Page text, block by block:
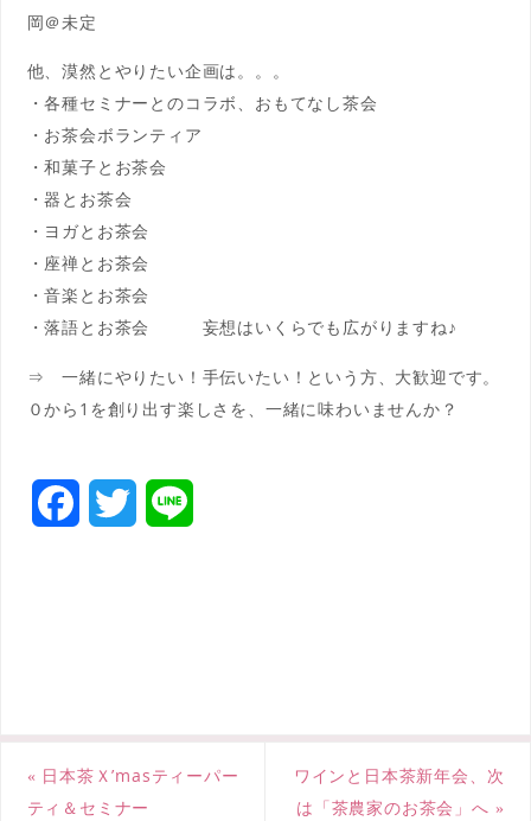
岡＠未定
他、漠然とやりたい企画は。。。
・各種セミナーとのコラボ、おもてなし茶会
・お茶会ボランティア
・和菓子とお茶会
・器とお茶会
・ヨガとお茶会
・座禅とお茶会
・音楽とお茶会
・落語とお茶会 妄想はいくらでも広がりますね♪
⇒ 一緒にやりたい！手伝いたい！という方、大歓迎です。
０から1を創り出す楽しさを、一緒に味わいませんか？
o
o
e
r
« 日本茶Ｘ’masティーパー
ティ＆セミナー
ワインと日本茶新年会、次
は「茶農家のお茶会」へ »